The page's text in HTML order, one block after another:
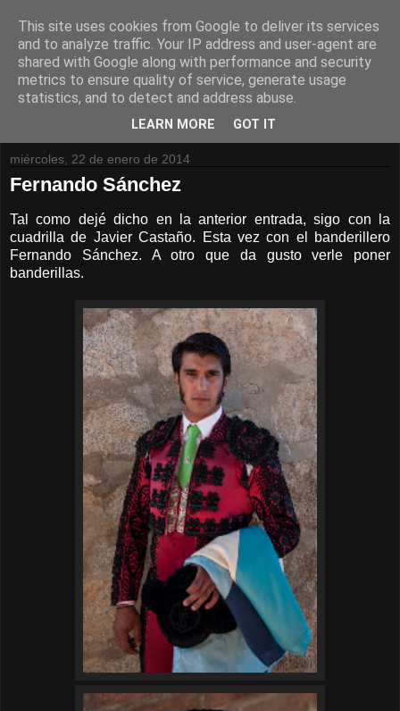
miércoles, 22 de enero de 2014
Fernando Sánchez
Tal como dejé dicho en la anterior entrada, sigo con la
cuadrilla de Javier Castaño. Esta vez con el banderillero
Fernando Sánchez. A otro que da gusto verle poner
banderillas.
This site uses cookies from Google to deliver its services
and to analyze traffic. Your IP address and user-agent are
shared with Google along with performance and security
metrics to ensure quality of service, generate usage
statistics, and to detect and address abuse.
LEARN MORE GOT IT